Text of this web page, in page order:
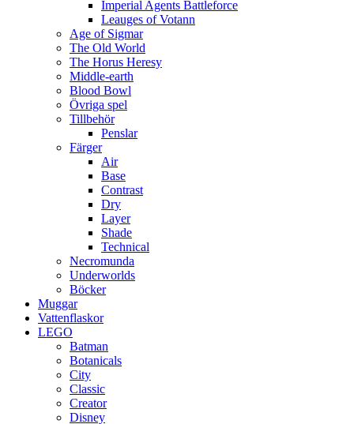
Imperial Agents Battleforce
Leauges of Votann
Age of Sigmar
The Old World
The Horus Heresy
Middle-earth
Blood Bowl
Övriga spel
Tillbehör
Penslar
Färger
Air
Base
Contrast
Dry
Layer
Shade
Technical
Necromunda
Underworlds
Böcker
Muggar
Vattenflaskor
LEGO
Batman
Botanicals
City
Classic
Creator
Disney